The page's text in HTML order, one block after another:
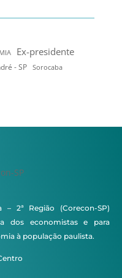
Ex-presidente
- SP
Sorocaba
2ª Região (Corecon-SP)
dos economistas e para
à população paulista.